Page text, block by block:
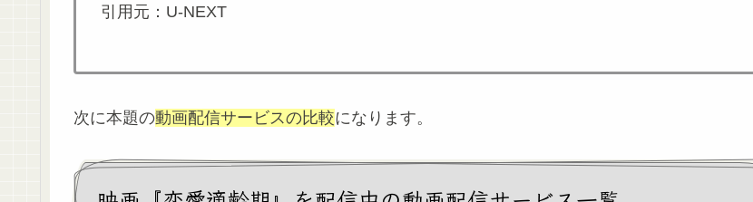
引用元：U-NEXT
次に本題の動画配信サービスの比較になります。